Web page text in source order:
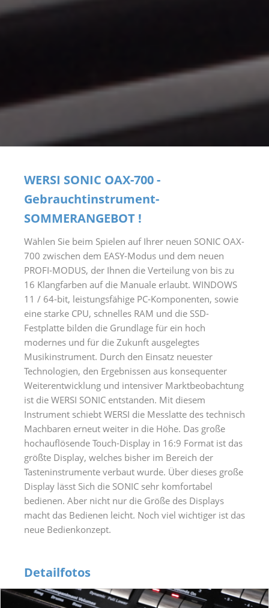
WERSI SONIC OAX-700 -
Gebrauchtinstrument-
SOMMERANGEBOT !
Wählen Sie beim Spielen auf Ihrer neuen SONIC OAX-
700 zwischen dem EASY-Modus und dem neuen
PROFI-MODUS, der Ihnen die Verteilung von bis zu
16 Klangfarben auf die Manuale erlaubt. WINDOWS
11 / 64-bit, leistungsfähige PC-Komponenten, sowie
eine starke CPU, schnelles RAM und die SSD-
Festplatte bilden die Grundlage für ein hoch
modernes und für die Zukunft ausgelegtes
Musikinstrument. Durch den Einsatz neuester
Technologien, den Ergebnissen aus konsequenter
Weiterentwicklung und intensiver Marktbeobachtung
ist die WERSI SONIC entstanden. Mit diesem
Instrument schiebt WERSI die Messlatte des technisch
Machbaren erneut weiter in die Höhe. Das große
hochauflösende Touch-Display in 16:9 Format ist das
größte Display, welches bisher im Bereich der
Tasteninstrumente verbaut wurde. Über dieses große
Display lässt Sich die SONIC sehr komfortabel
bedienen. Aber nicht nur die Größe des Displays
macht das Bedienen leicht. Noch viel wichtiger ist das
neue Bedienkonzept.
Detailfotos